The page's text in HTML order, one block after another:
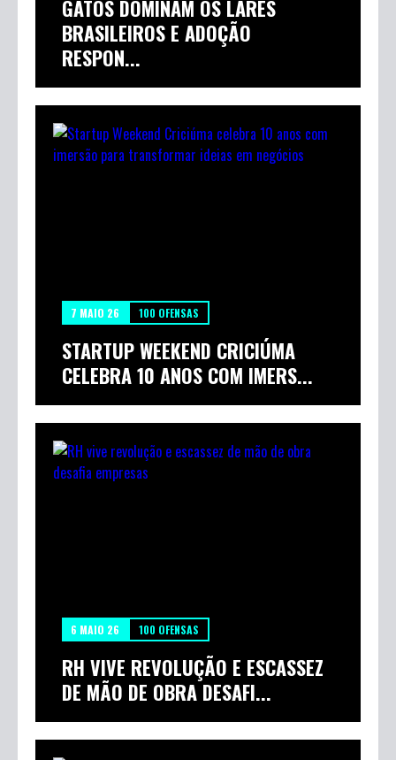
GATOS DOMINAM OS LARES
BRASILEIROS E ADOÇÃO
RESPON...
7 MAIO 26 100 OFENSAS
STARTUP WEEKEND CRICIÚMA
CELEBRA 10 ANOS COM IMERS...
6 MAIO 26 100 OFENSAS
RH VIVE REVOLUÇÃO E ESCASSEZ
DE MÃO DE OBRA DESAFI...